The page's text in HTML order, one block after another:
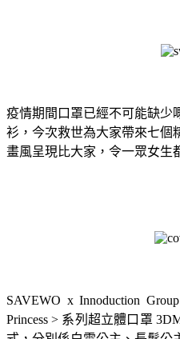
疫情期間口罩已經不可能缺少
衫，今次救世為大家帶來七個
畫風呈現比大家，令一眾女生
SAVEWO x Innoduction
Princess > 系列超立體口罩